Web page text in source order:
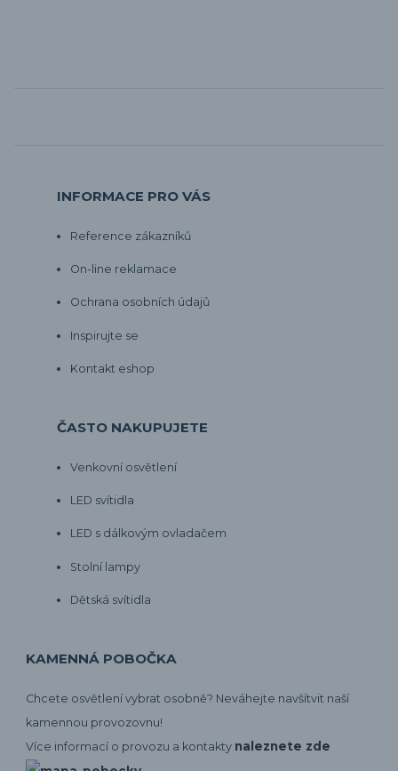
INFORMACE PRO VÁS
Reference zákazníků
On-line reklamace
Ochrana osobních údajů
Inspirujte se
Kontakt eshop
ČASTO NAKUPUJETE
Venkovní osvětlení
LED svítidla
LED s dálkovým ovladačem
Stolní lampy
Dětská svítidla
KAMENNÁ POBOČKA
Chcete osvětlení vybrat osobně? Neváhejte navšítvit naší
kamennou provozovnu!
Více informací o provozu a kontakty naleznete zde